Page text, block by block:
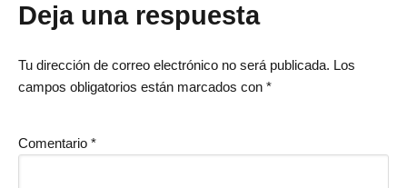
Deja una respuesta
Tu dirección de correo electrónico no será publicada. Los
campos obligatorios están marcados con *
Comentario *